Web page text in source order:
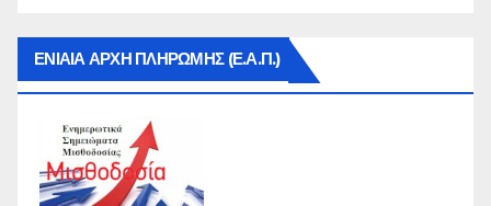
ΕΝΙΑΙΑ ΑΡΧΗ ΠΛΗΡΩΜΗΣ (Ε.Α.Π.)